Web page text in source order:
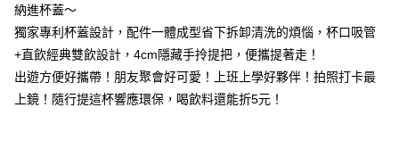
https://aftee.tw/terms/#terms3
３．未成年的使用者請事先徵得法定代理人或監護人之同意方可使用
「AFTEE先享後付」，若未經同意申辦者引起之損失，本公司不負相關責
任。
４．使用「AFTEE先享後付」時，將依據個別帳號之用戶狀況，依本公司即
請求用戶進行身份認證。
納進杯蓋～
獨家專利杯蓋設計，配件一體成型省下拆卸清洗的煩惱，杯口吸管
+直飲經典雙飲設計，4cm隱藏手拎提把，便攜提著走！
出遊方便好攜帶！朋友聚會好可愛！上班上學好夥伴！拍照打卡最
上鏡！隨行提這杯響應環保，喝飲料還能折5元！